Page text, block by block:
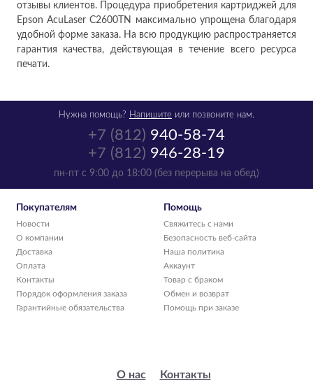
отзывы клиентов. Процедура приобретения картриджей для
Epson AcuLaser C2600TN максимально упрощена благодаря
удобной форме заказа. На всю продукцию распространяется
гарантия качества, действующая в течение всего ресурса
печати.
+7 (812) 940-58-74
+7 (812) 946-28-19
пн-пт с 9:00 до 18:00 (без перерыва на обед)
Нужна помощь? Напишите или позвоните нам.
Покупателям
Новости
О компании
Доставка
Оплата
Контакты
Порядок оформления заказа
Гарантийные обязательства
Помощь
Свяжитесь с нами
Безопасность веб-сайта
Наша политика
Аккаунт
Товар с браком
Обмен и возврат
Помощь при заказе
О нас Контакты